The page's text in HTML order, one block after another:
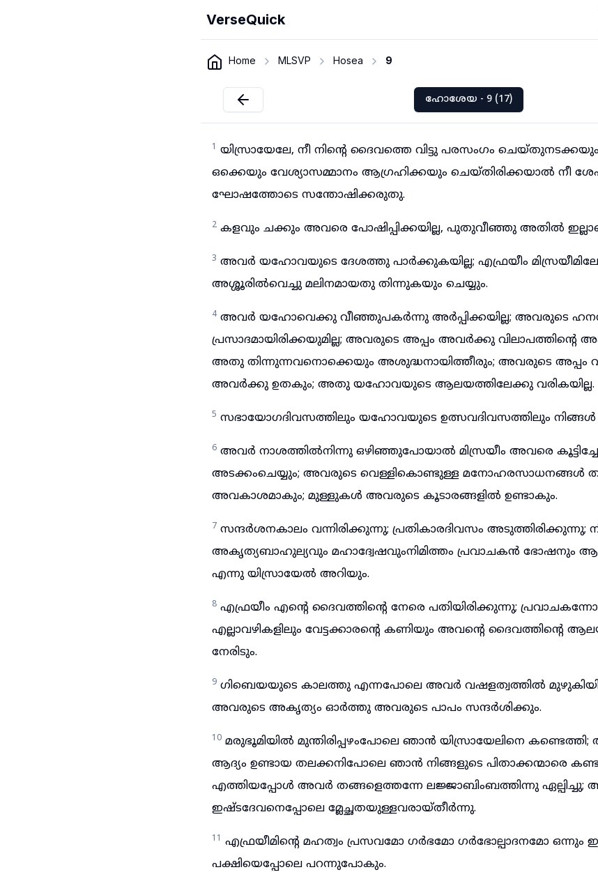
VerseQuick
Home MLSVP Hosea 9
ഹോശേയ - 9 (17)
1 യിസ്രായേലേ, നീ നിന്റെ ദൈവത്തെ വിട്ടു പരസംഗം
ഒക്കെയും വേശ്യാസമ്മാനം ആഗ്രഹിക്കയും ചെയ്തിരിക്കയാൽ നീ
ഘോഷത്തോടെ സന്തോഷിക്കരുതു.
2 കളവും ചക്കും അവരെ പോഷിപ്പിക്കയില്ല, പുതുവീഞ്ഞു അതിൽ
3 അവർ യഹോവയുടെ ദേശത്തു പാർക്കുകയില്ല; എഫ്രയീം
അശ്ശൂരിൽവെച്ചു മലിനമായതു തിന്നുകയും ചെയ്യും.
4 അവർ യഹോവെക്കു വീഞ്ഞുപകർന്നു അർപ്പിക്കയില്ല; അവരുടെ
പ്രസാദമായിരിക്കയുമില്ല; അവരുടെ അപ്പം അവർക്കു വിലാപത്തിന്റെ
അതു തിന്നുന്നവനൊക്കെയും അശുദ്ധനായിത്തീരും; അവരുടെ അപ്പം
അവർക്കു ഉതകും; അതു യഹോവയുടെ ആലയത്തിലേക്കു വരികയില്ല.
5 സഭായോഗദിവസത്തിലും യഹോവയുടെ ഉത്സവദിവസത്തിലും നിങ്ങൾ
6 അവർ നാശത്തിൽനിന്നു ഒഴിഞ്ഞുപോയാൽ മിസ്രയീം അവരെ
അടക്കംചെയ്യും; അവരുടെ വെള്ളികൊണ്ടുള്ള മനോഹരസാധനങ്ങൾ
അവകാശമാകും; മുള്ളുകൾ അവരുടെ കൂടാരങ്ങളിൽ ഉണ്ടാകും.
7 സന്ദർശനകാലം വന്നിരിക്കുന്നു; പ്രതികാരദിവസം അടുത്തിരിക്കുന്നു;
അകൃത്യബാഹുല്യവും മഹാദ്വേഷവുംനിമിത്തം പ്രവാചകൻ ഭോഷനും
എന്നു യിസ്രായേൽ അറിയും.
8 എഫ്രയീം എന്റെ ദൈവത്തിന്റെ നേരെ പതിയിരിക്കുന്നു;
എല്ലാവഴികളിലും വേട്ടക്കാരന്റെ കണിയും അവന്റെ ദൈവത്തിന്റെ
നേരിടും.
9 ഗിബെയയുടെ കാലത്തു എന്നപോലെ അവർ വഷളത്വത്തിൽ
അവരുടെ അകൃത്യം ഓർത്തു അവരുടെ പാപം സന്ദർശിക്കും.
10 മരുഭൂമിയിൽ മുന്തിരിപ്പഴംപോലെ ഞാൻ യിസ്രായേലിനെ
ആദ്യം ഉണ്ടായ തലക്കനിപോലെ ഞാൻ നിങ്ങളുടെ പിതാക്കന്മാരെ
എത്തിയപ്പോൾ അവർ തങ്ങളെത്തന്നേ ലജ്ജാബിംബത്തിന്നു ഏല്പിച്ചു;
ഇഷ്ടദേവനെപ്പോലെ മ്ലേച്ഛതയുള്ളവരായ്തീർന്നു.
11 എഫ്രയീമിന്റെ മഹത്വം പ്രസവമോ ഗർഭമോ ഗർഭോല്പാദനമോ ഒന്നും
പക്ഷിയെപ്പോലെ പറന്നുപോകും.